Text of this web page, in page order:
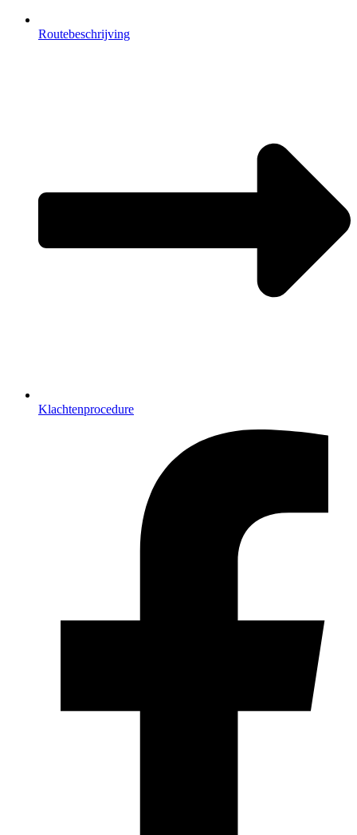
Routebeschrijving
Klachtenprocedure